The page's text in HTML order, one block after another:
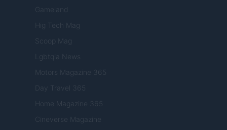
Gameland
Hig Tech Mag
Scoop Mag
Lgbtqia News
Motors Magazine 365
Day Travel 365
Home Magazine 365
Cineverse Magazine